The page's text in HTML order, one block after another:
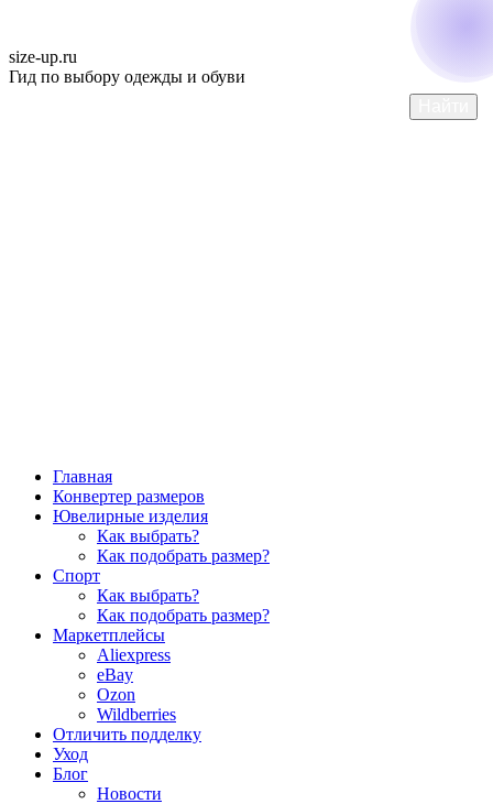
size-up.ru
Гид по выбору одежды и обуви
Главная
Конвертер размеров
Ювелирные изделия
Как выбрать?
Как подобрать размер?
Спорт
Как выбрать?
Как подобрать размер?
Маркетплейсы
Aliexpress
eBay
Ozon
Wildberries
Отличить подделку
Уход
Блог
Новости